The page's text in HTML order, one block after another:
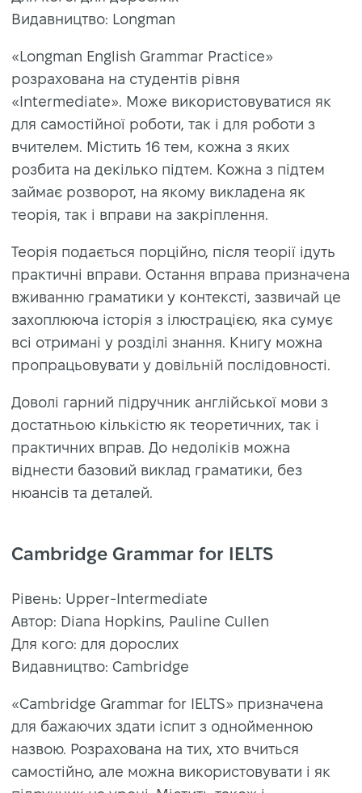
Видавництво: Longman
«Longman English Grammar Practice»
розрахована на студентів рівня
«Intermediate». Може використовуватися як
для самостійної роботи, так і для роботи з
вчителем. Містить 16 тем, кожна з яких
розбита на декілько підтем. Кожна з підтем
займає розворот, на якому викладена як
теорія, так і вправи на закріплення.
Теорія подається порційно, після теорії ідуть
практичні вправи. Остання вправа призначена
вживанню граматики у контексті, зазвичай це
захоплююча історія з ілюстрацією, яка сумує
всі отримані у розділі знання. Книгу можна
пропрацьовувати у довільній послідовності.
Доволі гарний підручник англійської мови з
достатньою кількістю як теоретичних, так і
практичних вправ. До недоліків можна
віднести базовий виклад граматики, без
нюансів та деталей.
Cambridge Grammar for IELTS
Рівень: Upper-Intermediate
Автор: Diana Hopkins, Pauline Cullen
Для кого: для дорослих
Видавництво: Cambridge
«Cambridge Grammar for IELTS» призначена
для бажаючих здати іспит з однойменною
назвою. Розрахована на тих, хто вчиться
самостійно, але можна використовувати і як